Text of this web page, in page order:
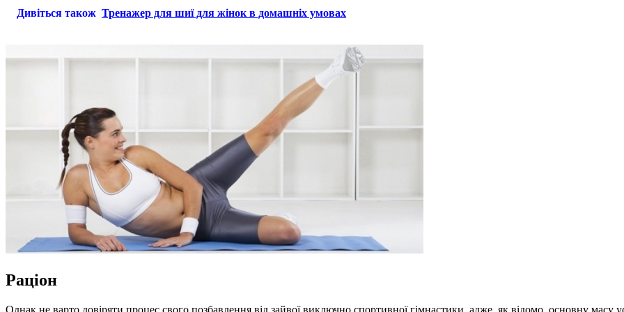
Дивіться також Тренажер для шиї для жінок в домашніх умовах
Раціон